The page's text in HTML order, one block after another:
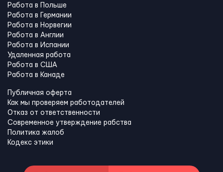
Работа в Польше
Работа в Германии
Работа в Норвегии
Работа в Англии
Работа в Испании
Удаленная работа
Работа в США
Работа в Канадe
Публичная оферта
Как мы проверяем работодателей
Отказ от ответственности
Современное утверждение рабства
Политика жалоб
Кодекс этики